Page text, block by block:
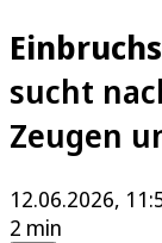
sucht
Zeugen
12.06.2026,
2 min